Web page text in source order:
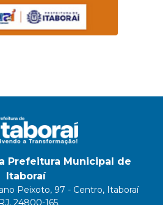
Prefeitura Municipal de
Itaboraí
Peixoto, 97 - Centro, Itaboraí
24800-165.